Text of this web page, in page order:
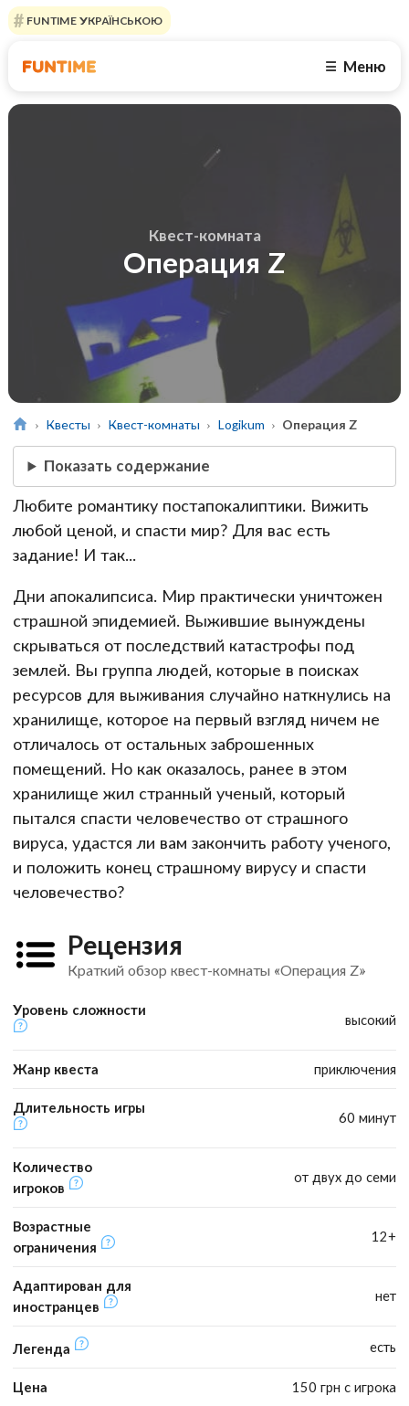
FUNTIME УКРАЇНСЬКОЮ
☰ Меню
Квест-комната
Операция Z
Квесты Квест-комнаты Logikum Операция Z
Показать содержание
Любите романтику постапокалиптики. Вижить
любой ценой, и спасти мир? Для вас есть
задание! И так...
Дни апокалипсиса. Мир практически уничтожен
страшной эпидемией. Выжившие вынуждены
скрываться от последствий катастрофы под
землей. Вы группа людей, которые в поисках
ресурсов для выживания случайно наткнулись на
хранилище, которое на первый взгляд ничем не
отличалось от остальных заброшенных
помещений. Но как оказалось, ранее в этом
хранилище жил странный ученый, который
пытался спасти человечество от страшного
вируса, удастся ли вам закончить работу ученого,
и положить конец страшному вирусу и спасти
человечество?
Рецензия
Краткий обзор квест-комнаты «Операция Z»
Уровень сложности
высокий
Жанр квеста приключения
Длительность игры
60 минут
Количество
игроков
от двух до семи
Возрастные
ограничения
12+
Адаптирован для
иностранцев
нет
Легенда есть
Цена 150 грн с игрока